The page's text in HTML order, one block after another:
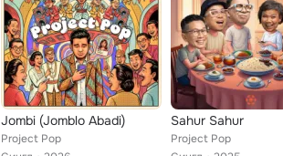
Jombi (Jomblo Abadi)
Project Pop
Sahur Sahur
Project Pop